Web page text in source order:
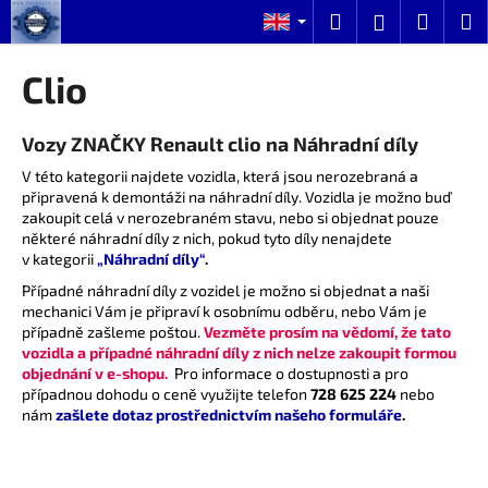
Skip
content
SearchLogin
Clio
Vozy ZNAČKY Renault clio na Náhradní díly
V této kategorii najdete vozidla, která jsou nerozebraná a
připravená k demontáži na náhradní díly. Vozidla je možno buď
zakoupit celá v nerozebraném stavu, nebo si objednat pouze
některé náhradní díly z nich, pokud tyto díly nenajdete
v kategorii„Náhradní díly“.
Případné náhradní díly z vozidel je možno si objednat a naši
mechanici Vám je připraví k osobnímu odběru, nebo Vám je
případně zašleme poštou.Vezměte prosím na vědomí, že tato
vozidla a případné náhradní díly z nich nelze zakoupit formou
objednání v e-shopu. Pro informace o dostupnosti a pro
případnou dohodu o ceně využijte telefon 728 625 224 nebo
námzašlete dotaz prostřednictvím našeho formuláře.
C
a
h
a
t
a
r
e
y
o
u
l
o